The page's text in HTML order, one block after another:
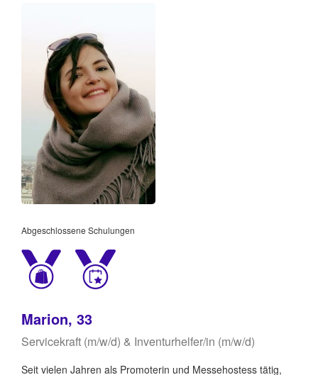
Abgeschlossene Schulungen
Marion, 33
Servicekraft (m/w/d) & Inventurhelfer/in (m/w/d)
Seit vielen Jahren als Promoterin und Messehostess tätig,